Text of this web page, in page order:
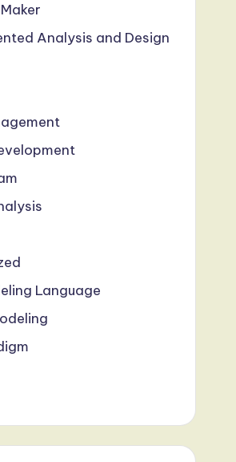
Analysis and Design
Language